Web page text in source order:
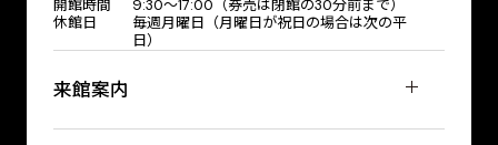
開館時間
9:30～17:00（券売は閉館の30分前まで）
休館日
毎週月曜日（月曜日が祝日の場合は次の平
日）
来館案内